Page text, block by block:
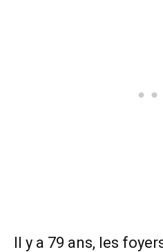
Il y a 79 ans, les